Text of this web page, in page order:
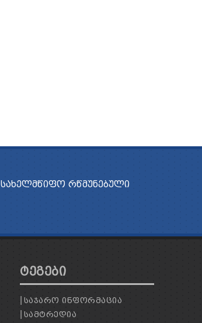
ᲡᲐᲮᲔᲚᲛᲬᲘᲤᲝ ᲠᲬᲛᲣᲜᲔᲑᲣᲚᲘ
ᲢᲔᲒᲔᲑᲘ
ᲡᲐᲯᲐᲠᲝ ᲘᲜᲤᲝᲠᲛᲐᲪᲘᲐ
ᲡᲐᲛᲢᲠᲔᲓᲘᲐ